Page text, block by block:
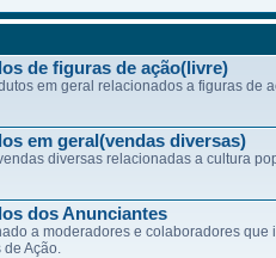
de figuras de ação(livre)
em geral relacionados a figuras de
em geral(vendas diversas)
diversas relacionadas a cultura
dos Anunciantes
a moderadores e colaboradores que
Ação.